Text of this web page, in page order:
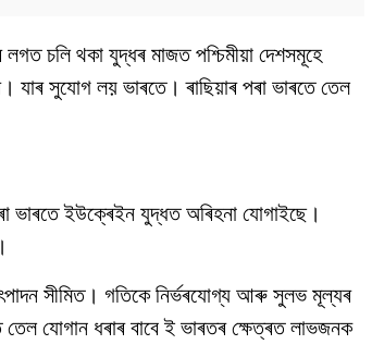
চলি থকা যুদ্ধৰ মাজত পশ্চিমীয়া দেশসমূহে
যাৰ সুযোগ লয় ভাৰতে। ৰাছিয়াৰ পৰা ভাৰতে তেল
ভাৰতে ইউক্ৰেইন যুদ্ধত অৰিহনা যোগাইছে।
সীমিত। গতিকে নিৰ্ভৰযোগ্য আৰু সুলভ মূল্যৰ
যোগান ধৰাৰ বাবে ই ভাৰতৰ ক্ষেত্ৰত লাভজনক